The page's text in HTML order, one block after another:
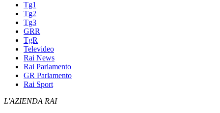
Tg1
Tg2
Tg3
GRR
TgR
Televideo
Rai News
Rai Parlamento
GR Parlamento
Rai Sport
L'AZIENDA RAI